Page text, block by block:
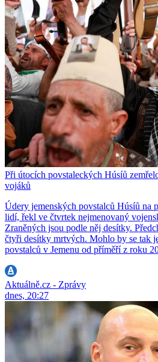
Při útocích povstaleckých Húsíů
vojáků
Údery jemenských povstalců Húsíů na
lidí, řekl ve čtvrtek nejmenovaný
Zraněných jsou podle něj desítky.
čtyři desítky mrtvých. Mohlo by se tak
povstalců v Jemenu od příměří z roku
Aktuálně.cz - Zprávy
dnes, 20:27